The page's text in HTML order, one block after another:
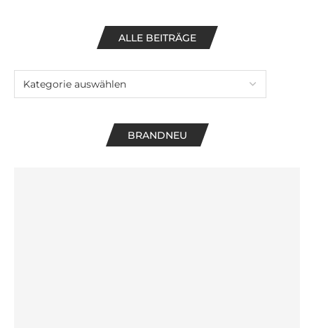
ALLE BEITRÄGE
BRANDNEU